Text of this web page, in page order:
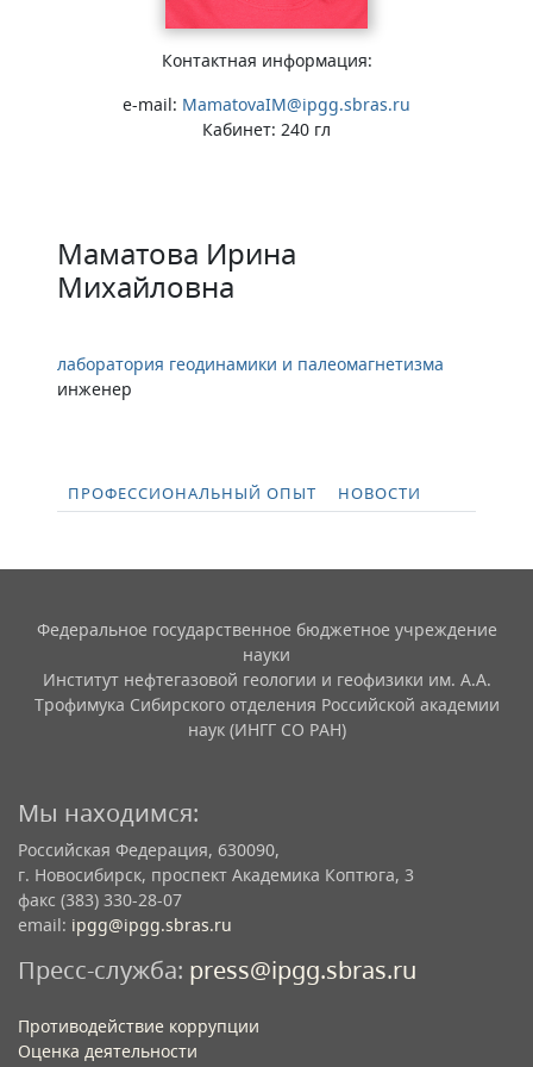
Контактная информация:
e-mail: MamatovaIM@ipgg.sbras.ru
Кабинет: 240 гл
Маматова Ирина
Михайловна
лаборатория геодинамики и палеомагнетизма
инженер
ПРОФЕССИОНАЛЬНЫЙ ОПЫТ НОВОСТИ
Федеральное государственное бюджетное учреждение
науки
Институт нефтегазовой геологии и геофизики им. А.А.
Трофимука Сибирского отделения Российской академии
наук (ИНГГ СО РАН)
Мы находимся:
Российская Федерация, 630090,
г. Новосибирск, проспект Академика Коптюга, 3
факс (383) 330-28-07
email: ipgg@ipgg.sbras.ru
Пресс-служба: press@ipgg.sbras.ru
Противодействие коррупции
Оценка деятельности